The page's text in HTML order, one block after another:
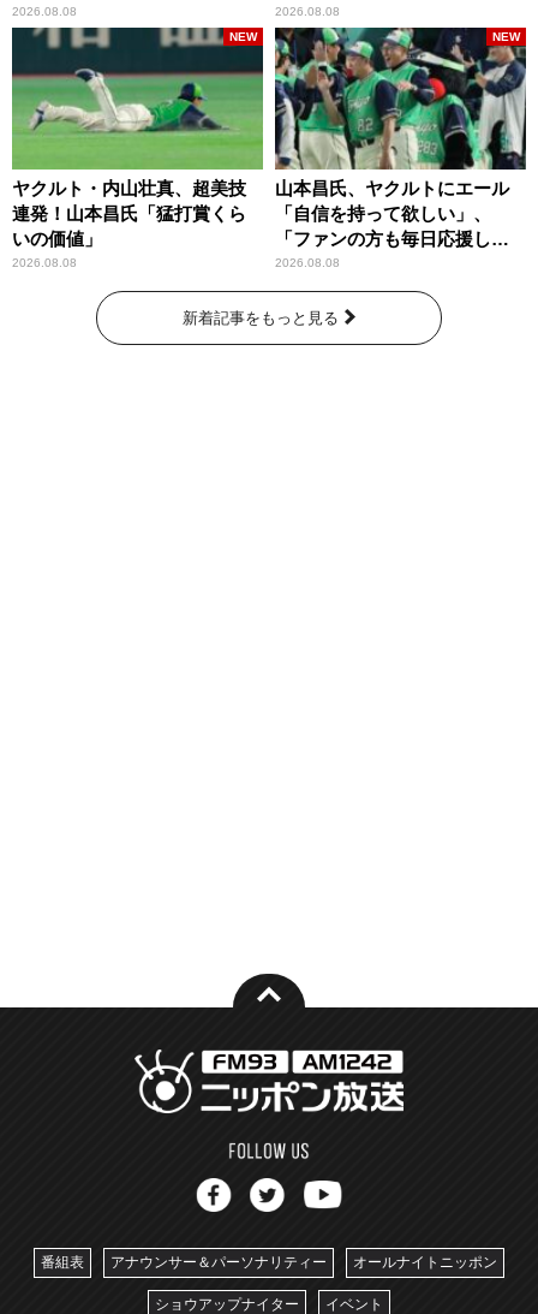
いです」
2026.08.08 2026.08.08
ヤクルト・内山壮真、超美技
連発！山本昌氏「猛打賞くら
いの価値」
2026.08.08
NEW
山本昌氏、ヤクルトにエール
「自信を持って欲しい」、
「ファンの方も毎日応援して
くれています」
2026.08.08
NEW
新着記事をもっと見る
番組表 アナウンサー＆パーソナリティー オールナイトニッポン
ショウアップナイター イベント